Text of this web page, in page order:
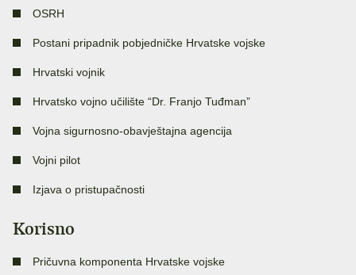
OSRH
Postani pripadnik pobjedničke Hrvatske vojske
Hrvatski vojnik
Hrvatsko vojno učilište “Dr. Franjo Tuđman”
Vojna sigurnosno-obavještajna agencija
Vojni pilot
Izjava o pristupačnosti
Korisno
Pričuvna komponenta Hrvatske vojske